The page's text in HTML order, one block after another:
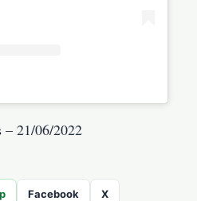
– 21/06/2022
Facebook X